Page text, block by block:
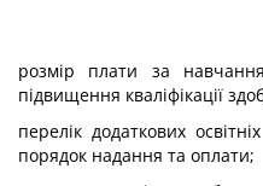
розмір плати за
підвищення кваліфікації
перелік додаткових
порядок надання та оплати;